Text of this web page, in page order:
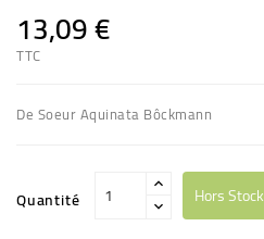
13,09 €
TTC
De Soeur Aquinata Bôckmann
Quantité Hors Stock